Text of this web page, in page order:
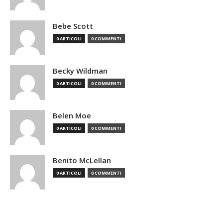
Bebe Scott
0 ARTICOLI 0 COMMENTI
Becky Wildman
0 ARTICOLI 0 COMMENTI
Belen Moe
0 ARTICOLI 0 COMMENTI
Benito McLellan
0 ARTICOLI 0 COMMENTI